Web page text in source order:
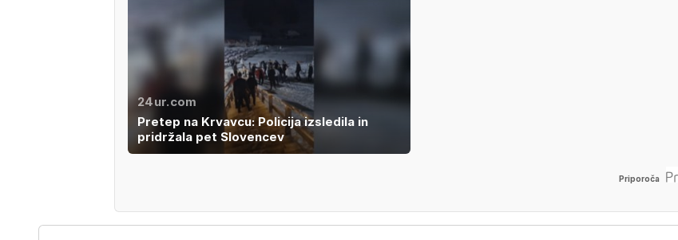
24ur.com
Pretep na Krvavcu: Policija izsledila in
pridržala pet Slovencev
Priporoča